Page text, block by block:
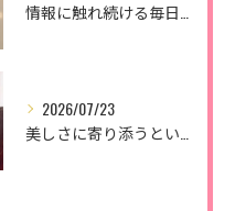
2026/07/23